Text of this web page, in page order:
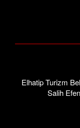
Elhatip Turizm
Salih